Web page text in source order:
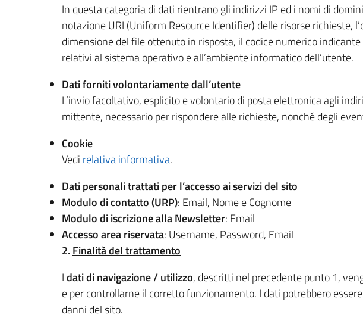
In questa categoria di dati rientrano gli indirizzi IP ed i nomi di
notazione URI (Uniform Resource Identifier) delle risorse richieste,
dimensione del file ottenuto in risposta, il codice numerico
relativi al sistema operativo e all’ambiente informatico dell’utente.
Dati forniti volontariamente dall’utente
L’invio facoltativo, esplicito e volontario di posta elettronica agli
mittente, necessario per rispondere alle richieste, nonché degli
Cookie
Vedi relativa informativa.
Dati personali trattati per l’accesso ai servizi del sito
Modulo di contatto (URP): Email, Nome e Cognome
Modulo di iscrizione alla Newsletter: Email
Accesso area riservata: Username, Password, Email
2.Finalità del trattamento
Idati di navigazione / utilizzo, descritti nel precedente punto 1,
e per controllarne il corretto funzionamento. I dati potrebbero
danni del sito.